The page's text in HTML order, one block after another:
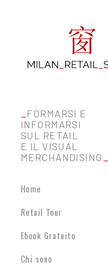
FORMARSI E
INFORMARSI
SUL RETAIL
E IL VISUAL
MERCHANDISING
Home
Retail Tour
Ebook Gratuito
Chi sono